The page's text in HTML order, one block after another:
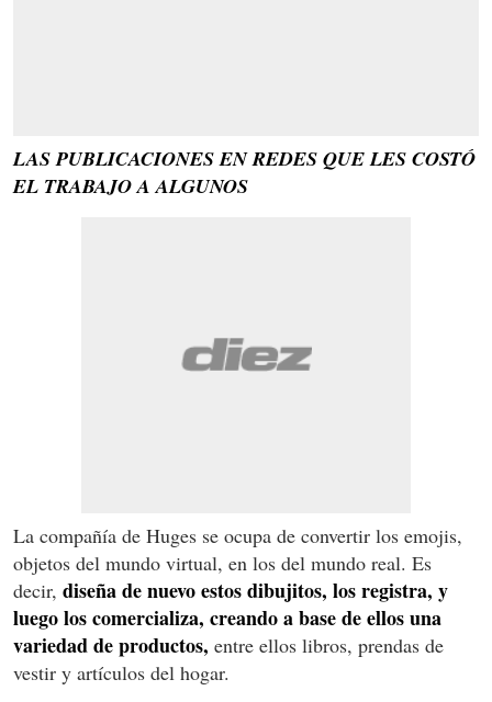
LAS PUBLICACIONES EN REDES QUE LES COSTÓ
EL TRABAJO A ALGUNOS
La compañía de Huges se ocupa de convertir los emojis,
objetos del mundo virtual, en los del mundo real. Es
decir, diseña de nuevo estos dibujitos, los registra, y
luego los comercializa, creando a base de ellos una
variedad de productos, entre ellos libros, prendas de
vestir y artículos del hogar.